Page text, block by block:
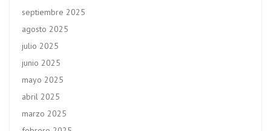
septiembre 2025
agosto 2025
julio 2025
junio 2025
mayo 2025
abril 2025
marzo 2025